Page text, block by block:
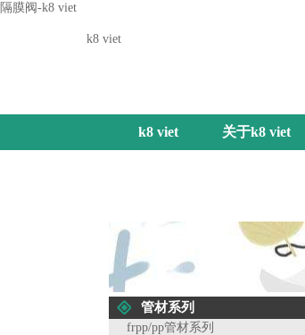
隔膜阀-k8 viet
k8 viet
k8 viet 关于k8 viet
管材系列
frpp/pp管材系列